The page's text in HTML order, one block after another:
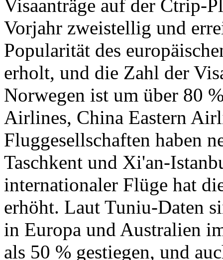
Visaanträge auf der Ctrip-
Vorjahr zweistellig und
Popularität des
erholt, und die Zahl der
Norwegen ist um über 80
Airlines, China Eastern
Fluggesellschaften haben
Taschkent und Xi'an-
internationaler Flüge hat
erhöht. Laut Tuniu-Daten
in Europa und Australien
als 50 % gestiegen, und